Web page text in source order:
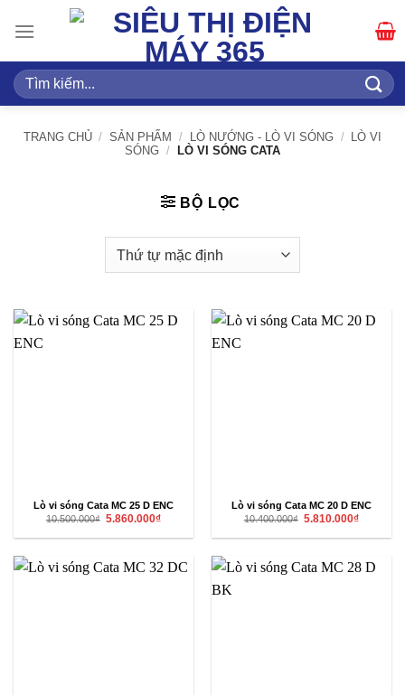
qua
dung
Tìm
kiếm:
TRANG CHỦ / SẢN PHẨM / LÒ NƯỚNG - LÒ VI SÓNG /
LÒ VI
SÓNG / LÒ VI SÓNG CATA
BỘ LỌC
Lò vi sóng Cata MC 25 D ENC
10.500.000₫ Giá
là:
5.860.000₫Giá
tại
5.860.000₫.
Lò vi sóng Cata MC 20 D ENC
10.400.000₫ Giá
là:
5.810.000₫Giá
tại